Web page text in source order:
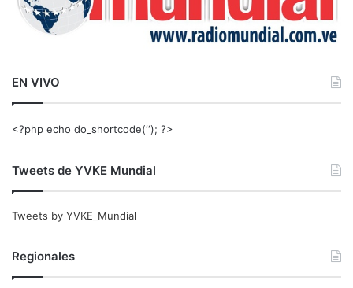
EN VIVO
<?php echo do_shortcode(‘‘); ?>
Tweets de YVKE Mundial
Tweets by YVKE_Mundial
Regionales